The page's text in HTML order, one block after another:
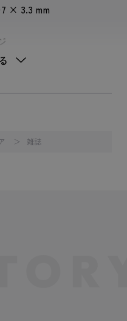
× 3.3 mm
雑誌